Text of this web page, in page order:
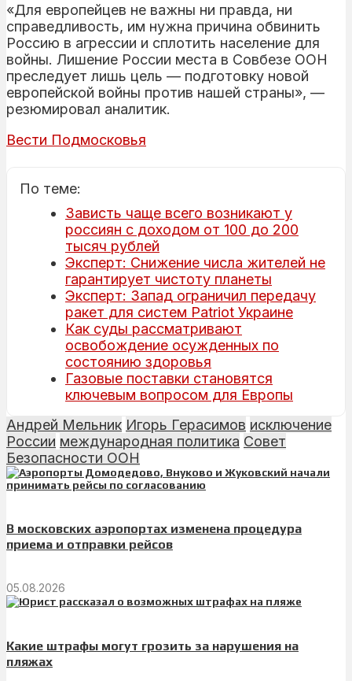
«Для европейцев не важны ни правда, ни
справедливость, им нужна причина обвинить
Россию в агрессии и сплотить население для
войны. Лишение России места в Совбезе ООН
преследует лишь цель — подготовку новой
европейской войны против нашей страны», —
резюмировал аналитик.
Вести Подмосковья
По теме:
Зависть чаще всего возникают у
россиян с доходом от 100 до 200
тысяч рублей
Эксперт: Снижение числа жителей не
гарантирует чистоту планеты
Эксперт: Запад ограничил передачу
ракет для систем Patriot Украине
Как суды рассматривают
освобождение осужденных по
состоянию здоровья
Газовые поставки становятся
ключевым вопросом для Европы
Андрей Мельник Игорь Герасимов исключение
России международная политика Совет
Безопасности ООН
В московских аэропортах изменена процедура
приема и отправки рейсов
05.08.2026
Какие штрафы могут грозить за нарушения на
пляжах